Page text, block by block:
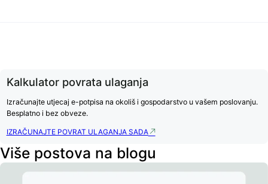
Kalkulator povrata ulaganja
Izračunajte utjecaj e-potpisa na okoliš i gospodarstvo u vašem poslovanju.
Besplatno i bez obveze.
IZRAČUNAJTE POVRAT ULAGANJA SADA
Više postova na blogu